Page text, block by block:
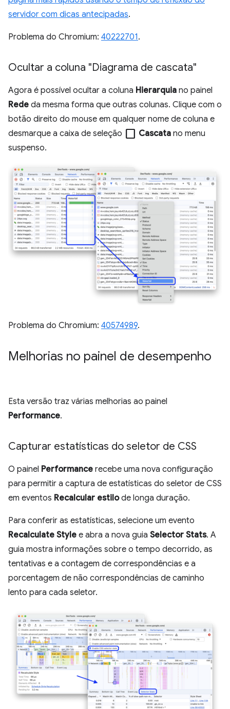
servidor com dicas antecipadas.
Problema do Chromium: 40222701.
Ocultar a coluna "Diagrama de cascata"
Agora é possível ocultar a coluna Hierarquia no painel
Rede da mesma forma que outras colunas. Clique com o
botão direito do mouse em qualquer nome de coluna e
desmarque a caixa de seleção check_box_outline_blank Cascata no menu
suspenso.
Problema do Chromium: 40574989.
Melhorias no painel de desempenho
Esta versão traz várias melhorias ao painel
Performance.
Capturar estatísticas do seletor de CSS
O painel Performance recebe uma nova configuração
para permitir a captura de estatísticas do seletor de CSS
em eventos Recalcular estilode longa duração.
Para conferir as estatísticas, selecione um evento
Recalculate Style e abra a nova guia Selector Stats. A
guia mostra informações sobre o tempo decorrido, as
tentativas e a contagem de correspondências e a
porcentagem de não correspondências de caminho
lento para cada seletor.